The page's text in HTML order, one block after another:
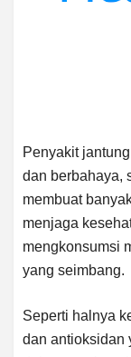
Penyakit
dan berbahaya,
membuat
menjaga
mengkonsumsi
yang seimbang.
Seperti halnya
dan antioksidan